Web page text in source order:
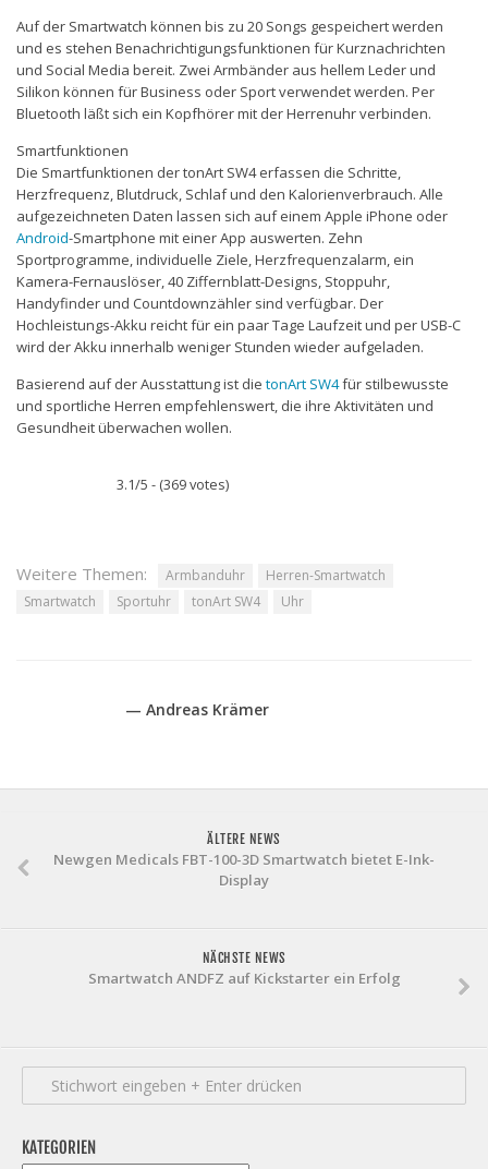
Auf der Smartwatch können bis zu 20 Songs gespeichert werden
und es stehen Benachrichtigungsfunktionen für Kurznachrichten
und Social Media bereit. Zwei Armbänder aus hellem Leder und
Silikon können für Business oder Sport verwendet werden. Per
Bluetooth läßt sich ein Kopfhörer mit der Herrenuhr verbinden.
Smartfunktionen
Die Smartfunktionen der tonArt SW4 erfassen die Schritte,
Herzfrequenz, Blutdruck, Schlaf und den Kalorienverbrauch. Alle
aufgezeichneten Daten lassen sich auf einem Apple iPhone oder
Android-Smartphone mit einer App auswerten. Zehn
Sportprogramme, individuelle Ziele, Herzfrequenzalarm, ein
Kamera-Fernauslöser, 40 Ziffernblatt-Designs, Stoppuhr,
Handyfinder und Countdownzähler sind verfügbar. Der
Hochleistungs-Akku reicht für ein paar Tage Laufzeit und per USB-C
wird der Akku innerhalb weniger Stunden wieder aufgeladen.
Basierend auf der Ausstattung ist die tonArt SW4für stilbewusste
und sportliche Herren empfehlenswert, die ihre Aktivitäten und
Gesundheit überwachen wollen.
3.1/5 - (369 votes)
Weitere Themen: Armbanduhr
Herren-Smartwatch
Smartwatch
Sportuhr tonArt SW4 Uhr
— Andreas Krämer
ÄLTERE NEWS
Newgen Medicals FBT-100-3D Smartwatch bietet E-Ink-
Display
NÄCHSTE NEWS
Smartwatch ANDFZ auf Kickstarter ein Erfolg
KATEGORIEN